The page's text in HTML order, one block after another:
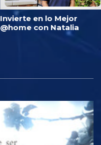
Invierte en lo Mejor
@home con Natalia